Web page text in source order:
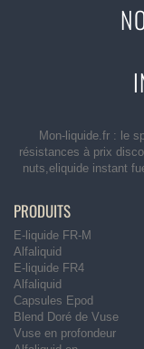
Mon-liquide.fr : le
résistances à prix
nuts,eliquide instant
PRODUITS
E-liquide FR-M
Alfaliquid
E-liquide FR4
Alfaliquid
Capsules Epod
Blend Doré de Vuse
Vuse en profondeur